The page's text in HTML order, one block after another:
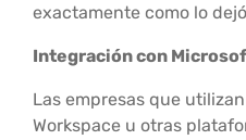
exactamente como lo
Integración con
Las empresas que
Workspace u otras